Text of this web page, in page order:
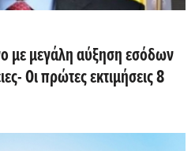
με μεγάλη αύξηση εσόδων
Oι πρώτες εκτιμήσεις 8